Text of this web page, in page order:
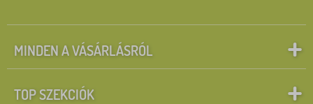
MINDEN A VÁSÁRLÁSRÓL
TOP SZEKCIÓK